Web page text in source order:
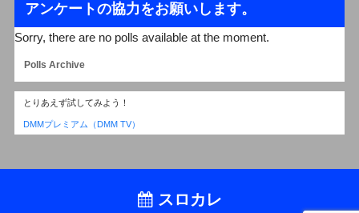
アンケートの協力をお願いします。
Sorry, there are no polls available at the moment.
Polls Archive
とりあえず試してみよう！
DMMプレミアム（DMM TV）
スロカレ